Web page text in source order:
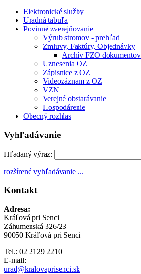
Elektronické služby
Uradná tabuľa
Povinné zverejňovanie
Výrub stromov - prehľad
Zmluvy, Faktúry, Objednávky
Archív FZO dokumentov
Uznesenia OZ
Zápisnice z OZ
Videozáznam z OZ
VZN
Verejné obstarávanie
Hospodárenie
Obecný rozhlas
Vyhľadávanie
Hľadaný výraz:
rozšírené vyhľadávanie ...
Kontakt
Adresa:
Kráľová pri Senci
Záhumenská 326/23
90050 Kráľová pri Senci
Tel.: 02 2129 2210
E-mail:
urad@kralovaprisenci.sk